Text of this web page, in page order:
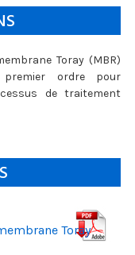
Toray (MBR)
ordre pour
de traitement
Toray